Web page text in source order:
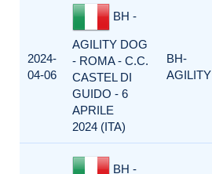
2024-
04-06
BH -
AGILITY DOG
- ROMA - C.C.
CASTEL DI
GUIDO - 6
APRILE
2024 (ITA)
BH-
AGILITY
BH -